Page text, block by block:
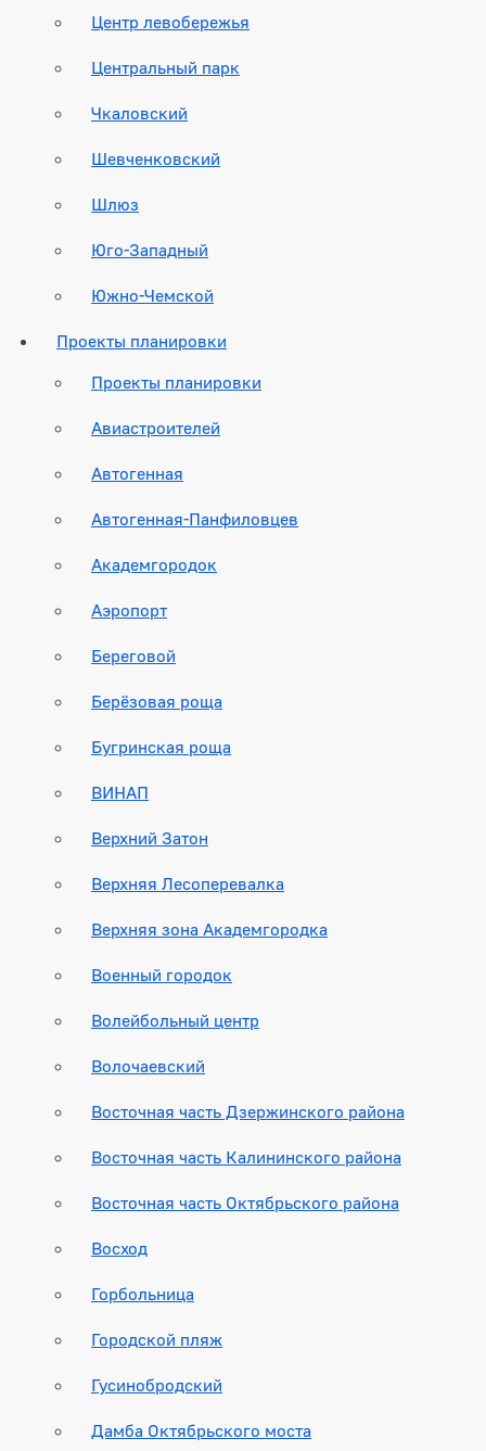
Центр левобережья
Центральный парк
Чкаловский
Шевченковский
Шлюз
Юго-Западный
Южно-Чемской
Проекты планировки
Проекты планировки
Авиастроителей
Автогенная
Автогенная-Панфиловцев
Академгородок
Аэропорт
Береговой
Берёзовая роща
Бугринская роща
ВИНАП
Верхний Затон
Верхняя Лесоперевалка
Верхняя зона Академгородка
Военный городок
Волейбольный центр
Волочаевский
Восточная часть Дзержинского района
Восточная часть Калининского района
Восточная часть Октябрьского района
Восход
Горбольница
Городской пляж
Гусинобродский
Дамба Октябрьского моста